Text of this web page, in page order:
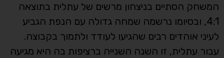
המשחק הסתיים בניצחון מרשים של עתלית בתוצאה
4:1, ובסיומו נרשמה שמחה גדולה עם הנפת הגביע
לעיני אוהדים רבים שהגיעו לעודד ולתמוך בקבוצה.
עבור עתלית, זו השנה השנייה ברציפות בה היא מגיעה